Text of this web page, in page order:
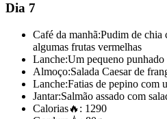
Dia 7
Café da manhã:Pudim de chia
algumas frutas vermelhas
Lanche:Um pequeno punhado
Almoço:Salada Caesar de
Lanche:Fatias de pepino com
Jantar:Salmão assado com
Calorias🔥: 1290